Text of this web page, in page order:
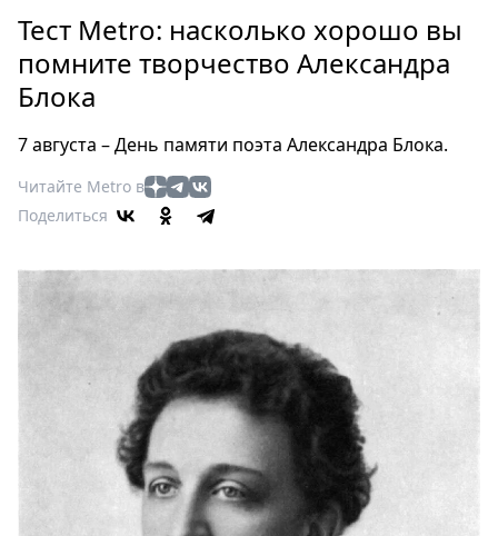
Россия
Мир
Туризм
Мода
Театр
Выставки
Пресс-
релизы
О
Metro
Стримы
Спецпроекты
Тест Metro: насколько хорошо вы
помните творчество Александра
Блока
7 августа – День памяти поэта Александра Блока.
Читайте Metro в
Поделиться